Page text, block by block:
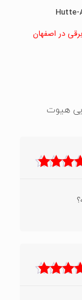
در اصفهان
1000کیلویی هیوت